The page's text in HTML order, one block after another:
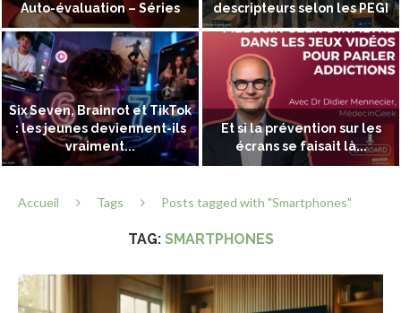
Auto-évaluation – Séries
descripteurs selon les PEGI
Six Seven, Brainrot et TikTok
: les jeunes deviennent-ils
vraiment...
Et si la prévention sur les
écrans se faisait là...
Accueil Tags Posts tagged with "Smartphones"
TAG: SMARTPHONES